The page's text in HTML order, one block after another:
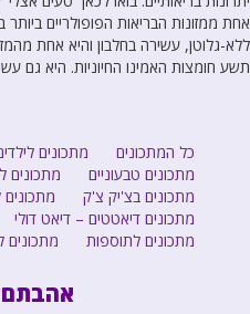
אחת ממזונות הבריאות הפופולריים
ללא-גלוטן, עשירה בחלבון והיא אחת
תשע חומצות האמינו החיוניות. היא גם
כל המתכונים מתכונים
מתכונים טבעוניים
מתכונים
מתכונים בצ'יק צ'ק
מתכונים דיאטטים – דיאט דולי
מתכונים לתוספות